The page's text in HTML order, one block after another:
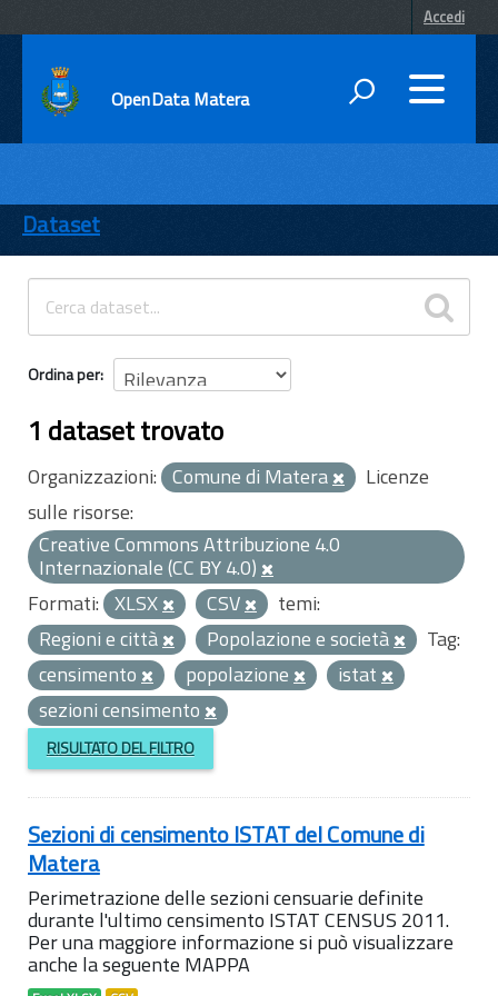
Accedi
OpenData Matera
ENTI
TEMI
INFORMAZIONI
Dataset
Ordina per
1 dataset trovato
Organizzazioni: Comune di Matera
Licenze
sulle risorse:
Creative Commons Attribuzione 4.0
Internazionale (CC BY 4.0)
Formati: XLSX CSV
temi:
Regioni e città
Popolazione e società
Tag:
censimento
popolazione
istat
sezioni censimento
RISULTATO DEL FILTRO
Sezioni di censimento ISTAT del Comune di
Matera
Perimetrazione delle sezioni censuarie definite
durante l'ultimo censimento ISTAT CENSUS 2011.
Per una maggiore informazione si può visualizzare
anche la seguente MAPPA